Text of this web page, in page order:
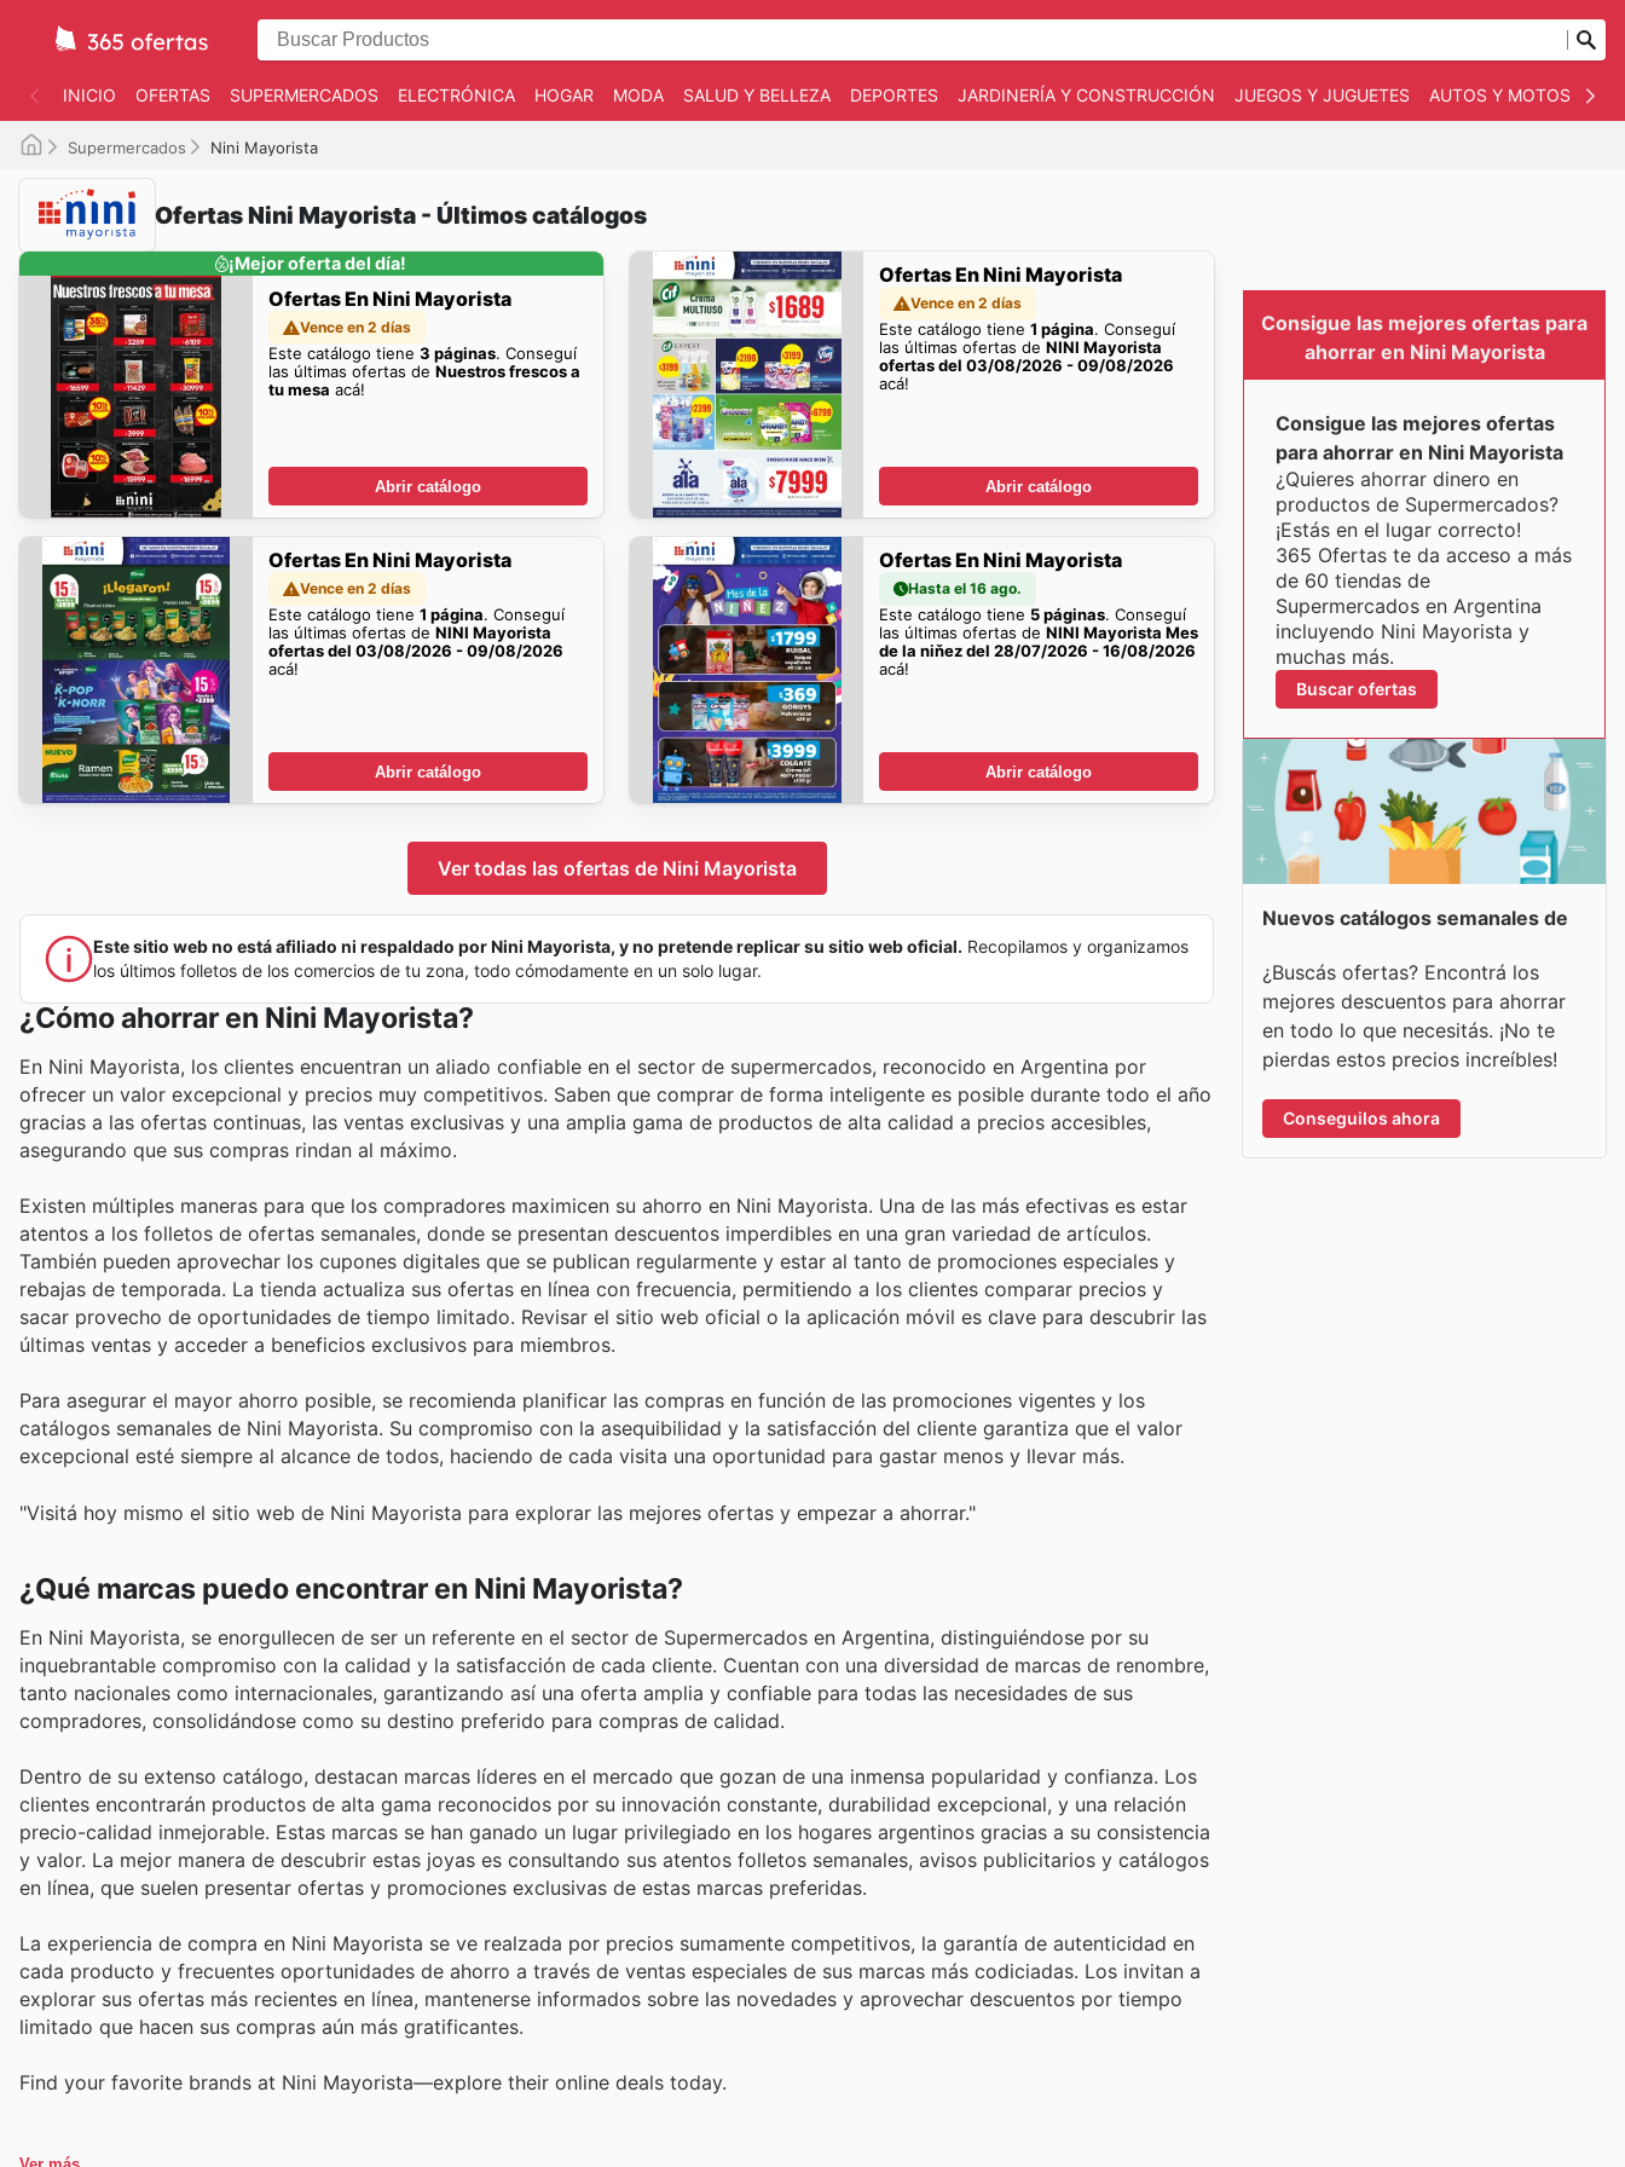
INICIO OFERTAS SUPERMERCADOS ELECTRÓNICA HOGAR MODA SALUD Y BELLEZA DEPORTES JARDINERÍA Y CONSTRUCCIÓN JUEGOS Y JUGUETES AUTOS Y MOTOS
Supermercados Nini Mayorista
Ofertas Nini Mayorista - Últimos catálogos
¡Mejor oferta del día!
Ofertas En Nini Mayorista
Vence en 2 días
Este catálogo tiene 3 páginas. Conseguí
las últimas ofertas de Nuestros frescos a
tu mesa acá!
Abrir catálogo
Ofertas En Nini Mayorista
Vence en 2 días
Este catálogo tiene1 página. Conseguí
las últimas ofertas deNINI Mayorista
ofertas del 03/08/2026 - 09/08/2026
acá!
Abrir catálogo
Ofertas En Nini Mayorista
Vence en 2 días
Este catálogo tiene 1 página. Conseguí
las últimas ofertas de NINI Mayorista
ofertas del 03/08/2026 - 09/08/2026
acá!
Abrir catálogo
Ofertas En Nini Mayorista
Hasta el 16 ago.
Este catálogo tiene 5 páginas. Conseguí
las últimas ofertas deNINI Mayorista Mes
de la niňez del 28/07/2026 - 16/08/2026
acá!
Abrir catálogo
Ver todas las ofertas de Nini Mayorista
Este sitio web no está afiliado ni respaldado por Nini Mayorista, y no pretende replicar su sitio web oficial. Recopilamos y organizamos
los últimos folletos de los comercios de tu zona, todo cómodamente en un solo lugar.
¿Cómo ahorrar en Nini Mayorista?
En Nini Mayorista, los clientes encuentran un aliado confiable en el sector de supermercados, reconocido en Argentina por
ofrecer un valor excepcional y precios muy competitivos. Saben que comprar de forma inteligente es posible durante todo el año
gracias a las ofertas continuas, las ventas exclusivas y una amplia gama de productos de alta calidad a precios accesibles,
asegurando que sus compras rindan al máximo.
Existen múltiples maneras para que los compradores maximicen su ahorro en Nini Mayorista. Una de las más efectivas es estar
atentos a los folletos de ofertas semanales, donde se presentan descuentos imperdibles en una gran variedad de artículos.
También pueden aprovechar los cupones digitales que se publican regularmente y estar al tanto de promociones especiales y
rebajas de temporada. La tienda actualiza sus ofertas en línea con frecuencia, permitiendo a los clientes comparar precios y
sacar provecho de oportunidades de tiempo limitado. Revisar el sitio web oficial o la aplicación móvil es clave para descubrir las
últimas ventas y acceder a beneficios exclusivos para miembros.
Para asegurar el mayor ahorro posible, se recomienda planificar las compras en función de las promociones vigentes y los
catálogos semanales de Nini Mayorista. Su compromiso con la asequibilidad y la satisfacción del cliente garantiza que el valor
excepcional esté siempre al alcance de todos, haciendo de cada visita una oportunidad para gastar menos y llevar más.
"Visitá hoy mismo el sitio web de Nini Mayorista para explorar las mejores ofertas y empezar a ahorrar."
¿Qué marcas puedo encontrar en Nini Mayorista?
En Nini Mayorista, se enorgullecen de ser un referente en el sector de Supermercados en Argentina, distinguiéndose por su
inquebrantable compromiso con la calidad y la satisfacción de cada cliente. Cuentan con una diversidad de marcas de renombre,
tanto nacionales como internacionales, garantizando así una oferta amplia y confiable para todas las necesidades de sus
compradores, consolidándose como su destino preferido para compras de calidad.
Dentro de su extenso catálogo, destacan marcas líderes en el mercado que gozan de una inmensa popularidad y confianza. Los
clientes encontrarán productos de alta gama reconocidos por su innovación constante, durabilidad excepcional, y una relación
precio-calidad inmejorable. Estas marcas se han ganado un lugar privilegiado en los hogares argentinos gracias a su consistencia
y valor. La mejor manera de descubrir estas joyas es consultando sus atentos folletos semanales, avisos publicitarios y catálogos
en línea, que suelen presentar ofertas y promociones exclusivas de estas marcas preferidas.
La experiencia de compra en Nini Mayorista se ve realzada por precios sumamente competitivos, la garantía de autenticidad en
cada producto y frecuentes oportunidades de ahorro a través de ventas especiales de sus marcas más codiciadas. Los invitan a
explorar sus ofertas más recientes en línea, mantenerse informados sobre las novedades y aprovechar descuentos por tiempo
limitado que hacen sus compras aún más gratificantes.
Find your favorite brands at Nini Mayorista—explore their online deals today.
Consigue las mejores ofertas para
ahorrar en Nini Mayorista
Consigue las mejores ofertas
para ahorrar en Nini Mayorista
¿Quieres ahorrar dinero en
productos de Supermercados?
¡Estás en el lugar correcto!
365 Ofertas te da acceso a más
de 60 tiendas de
Supermercados en Argentina
incluyendo Nini Mayorista y
muchas más.
Buscar ofertas
Nuevos catálogos semanales de
¿Buscás ofertas? Encontrá los
mejores descuentos para ahorrar
en todo lo que necesitás. ¡No te
pierdas estos precios increíbles!
Conseguilos ahora